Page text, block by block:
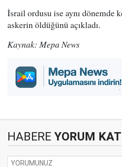
İsrail ordusu ise aynı dönemde
askerin öldüğünü açıkladı.
Kaynak: Mepa News
HABERE YORUM KAT